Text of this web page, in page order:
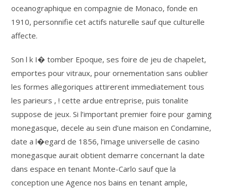
oceanographique en compagnie de Monaco, fonde en
1910, personnifie cet actifs naturelle sauf que culturelle
affecte.
Son l k I� tomber Epoque, ses foire de jeu de chapelet,
emportes pour vitraux, pour ornementation sans oublier
les formes allegoriques attirerent immediatement tous
les parieurs , ! cette ardue entreprise, puis tonalite
suppose de jeux. Si l’important premier foire pour gaming
monegasque, decele au sein d’une maison en Condamine,
date a l�egard de 1856, l’image universelle de casino
monegasque aurait obtient demarre concernant la date
dans espace en tenant Monte-Carlo sauf que la
conception une Agence nos bains en tenant ample,